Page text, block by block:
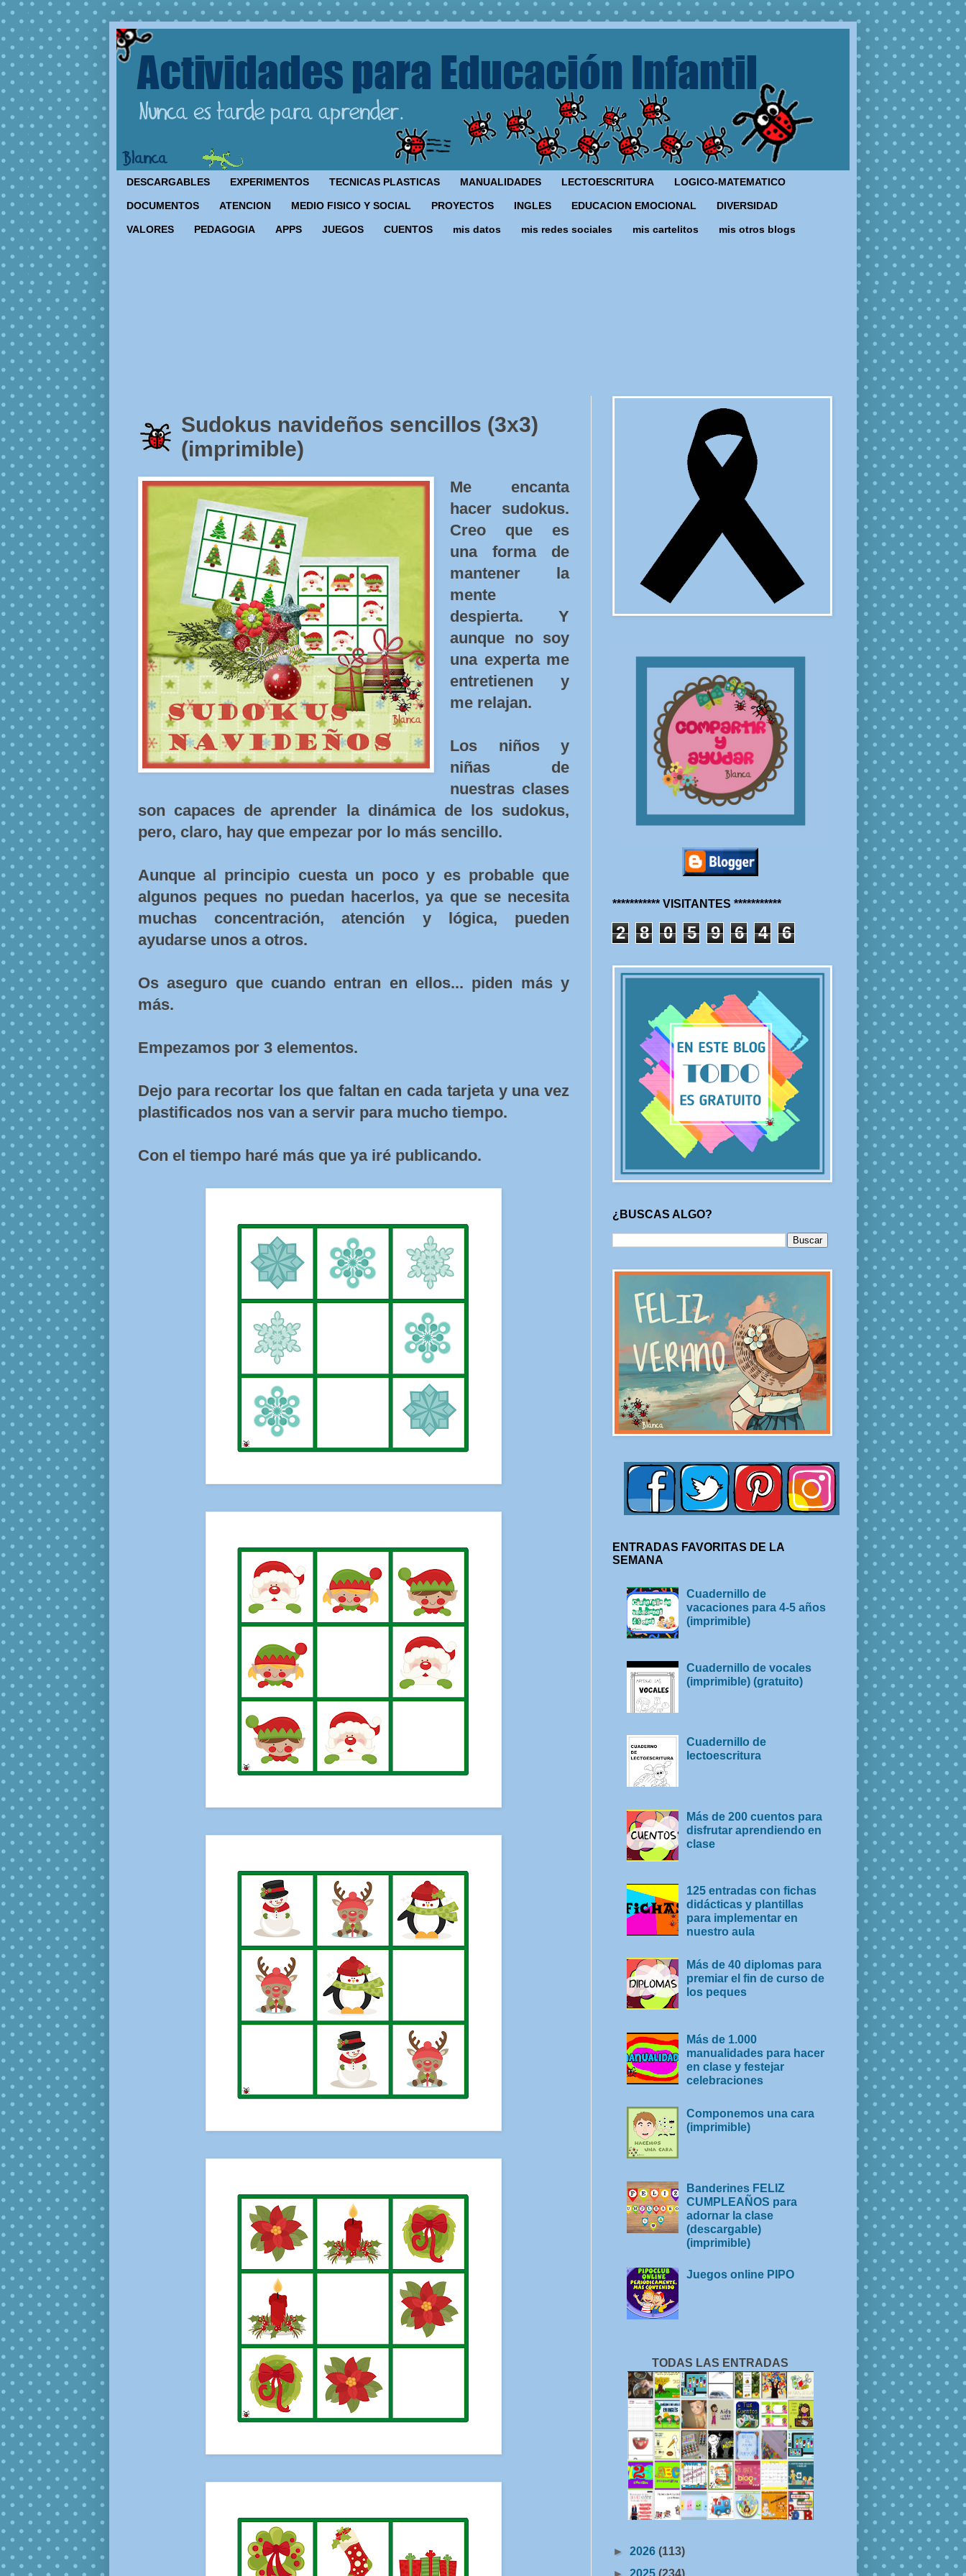
DESCARGABLES EXPERIMENTOS TECNICAS PLASTICAS MANUALIDADES LECTOESCRITURA LOGICO-MATEMATICO
DOCUMENTOS ATENCION MEDIO FISICO Y SOCIAL PROYECTOS INGLES EDUCACION EMOCIONAL DIVERSIDAD
VALORES PEDAGOGIA APPS JUEGOS CUENTOS mis datos mis redes sociales mis cartelitos mis otros blogs
Sudokus navideños sencillos (3x3)
(imprimible)
Me encanta
hacer sudokus.
Creo que es
una forma de
mantener la
mente
despierta. Y
aunque no soy
una experta me
entretienen y
me relajan.
Los niños y
niñas de
nuestras clases
son capaces de aprender la dinámica de los sudokus,
pero, claro, hay que empezar por lo más sencillo.
Aunque al principio cuesta un poco y es probable que
algunos peques no puedan hacerlos, ya que se necesita
muchas concentración, atención y lógica, pueden
ayudarse unos a otros.
Os aseguro que cuando entran en ellos... piden más y
más.
Empezamos por 3 elementos.
Dejo para recortar los que faltan en cada tarjeta y una vez
plastificados nos van a servir para mucho tiempo.
Con el tiempo haré más que ya iré publicando.
*********** VISITANTES ***********
2 8 0 5 9 6 4 6
¿BUSCAS ALGO?
ENTRADAS FAVORITAS DE LA
SEMANA
Cuadernillo de
vacaciones para 4-5 años
(imprimible)
Cuadernillo de vocales
(imprimible) (gratuito)
Cuadernillo de
lectoescritura
Más de 200 cuentos para
disfrutar aprendiendo en
clase
125 entradas con fichas
didácticas y plantillas
para implementar en
nuestro aula
Más de 40 diplomas para
premiar el fin de curso de
los peques
Más de 1.000
manualidades para hacer
en clase y festejar
celebraciones
Componemos una cara
(imprimible)
Banderines FELIZ
CUMPLEAÑOS para
adornar la clase
(descargable)
(imprimible)
Juegos online PIPO
TODAS LAS ENTRADAS
► 2026 (113)